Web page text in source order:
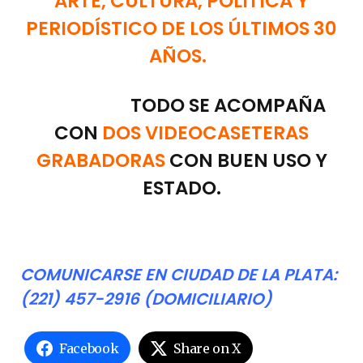
PERIODÍSTICO DE LOS ÚLTIMOS 30
AÑOS.
TODO SE ACOMPAÑA
CON DOS VIDEOCASETERAS
GRABADORASCON BUEN USO Y
ESTADO.
COMUNICARSE EN CIUDAD DE LA PLATA:
(221) 457-2916 (DOMICILIARIO)
Facebook Share on X